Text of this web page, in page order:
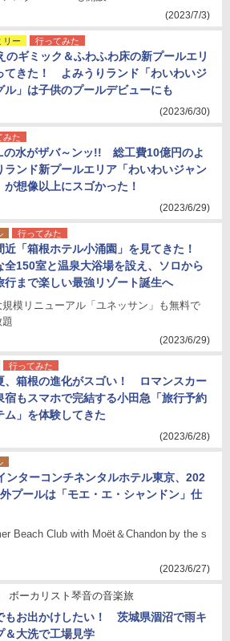
(2023/7/3)
リー 行ってみた
のギミック＆ふわふわ床の新プールエリ
てきた！ よみうりランド「わいわいジ
ル」は子供のプールデビューにも
(2023/6/30)
みた
の水がザバ～ンッ!! 総工費10億円のよ
ランド新プールエリア「わいわいジャン
が想像以上にスゴかった！
(2023/6/29)
行ってみた
近「箱根ホテル小涌園」を見てきた！
全150室と温泉大浴場を設え、ソロから
行まで楽しい最強リゾート誕生へ
規模リニューアル「ユネッサン」も無料で
(2023/6/29)
行ってみた
、箱根の進化がスゴい！ ロマンスカー
宿もスマホで完結する小田急「旅行予約
ム」を体験してきた
(2023/6/28)
ンターコンチネンタルホテル東京、202
プールは「モエ・エ・シャンドン」仕
Beach Club with Moët＆Chandon by the s
(2023/6/27)
ボーカリスト琴音の音楽旅
もお出かけしたい！ 茨城県涸沼で雨キ
＆大洗で工場見学